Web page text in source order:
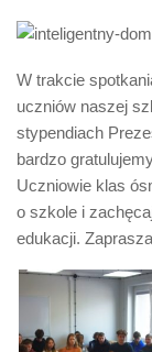
W trakcie
uczniów naszej
stypendiach
bardzo
Uczniowie klas
o szkole i
edukacji.